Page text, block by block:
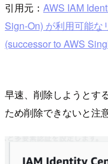
引用元： AWS IAM
Sign-On) が利用可能な
(successor to AWS
早速、削除しようとす
ため削除できないと注